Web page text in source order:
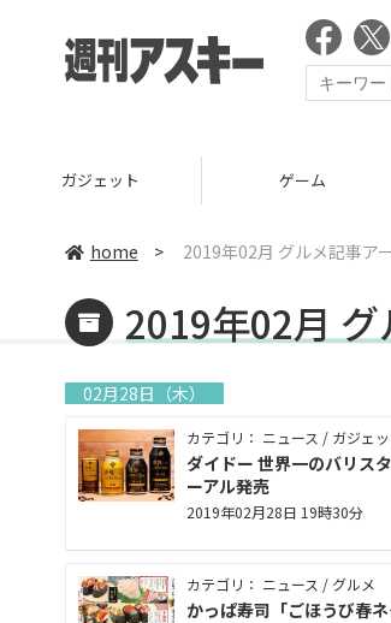
ガジェット ゲーム
home > 2019年02月 グルメ記事ア
2019年02月
02月28日（木）
カテゴリ： ニュース / ガジェ
ダイドー 世界一のバリス
ーアル発売
2019年02月28日 19時30分
カテゴリ： ニュース / グルメ
かっぱ寿司「ごほうび春ネ